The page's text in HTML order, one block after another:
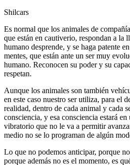
Shilcars
Es normal que los animales de
que están en cautiverio, respondan a la
humano desprende, y se haga patente
mentes, que están ante un ser muy
humano. Reconocen su poder y su
respetan.
Aunque los animales son también
en este caso nuestro ser utiliza, para el
realidad, dentro de cada animal y cada
consciencia, y esa consciencia estará
vibratorio que no le va a permitir
medio no se lo programan de algún
Lo que no podemos anticipar, porque
porque además no es el momento, es